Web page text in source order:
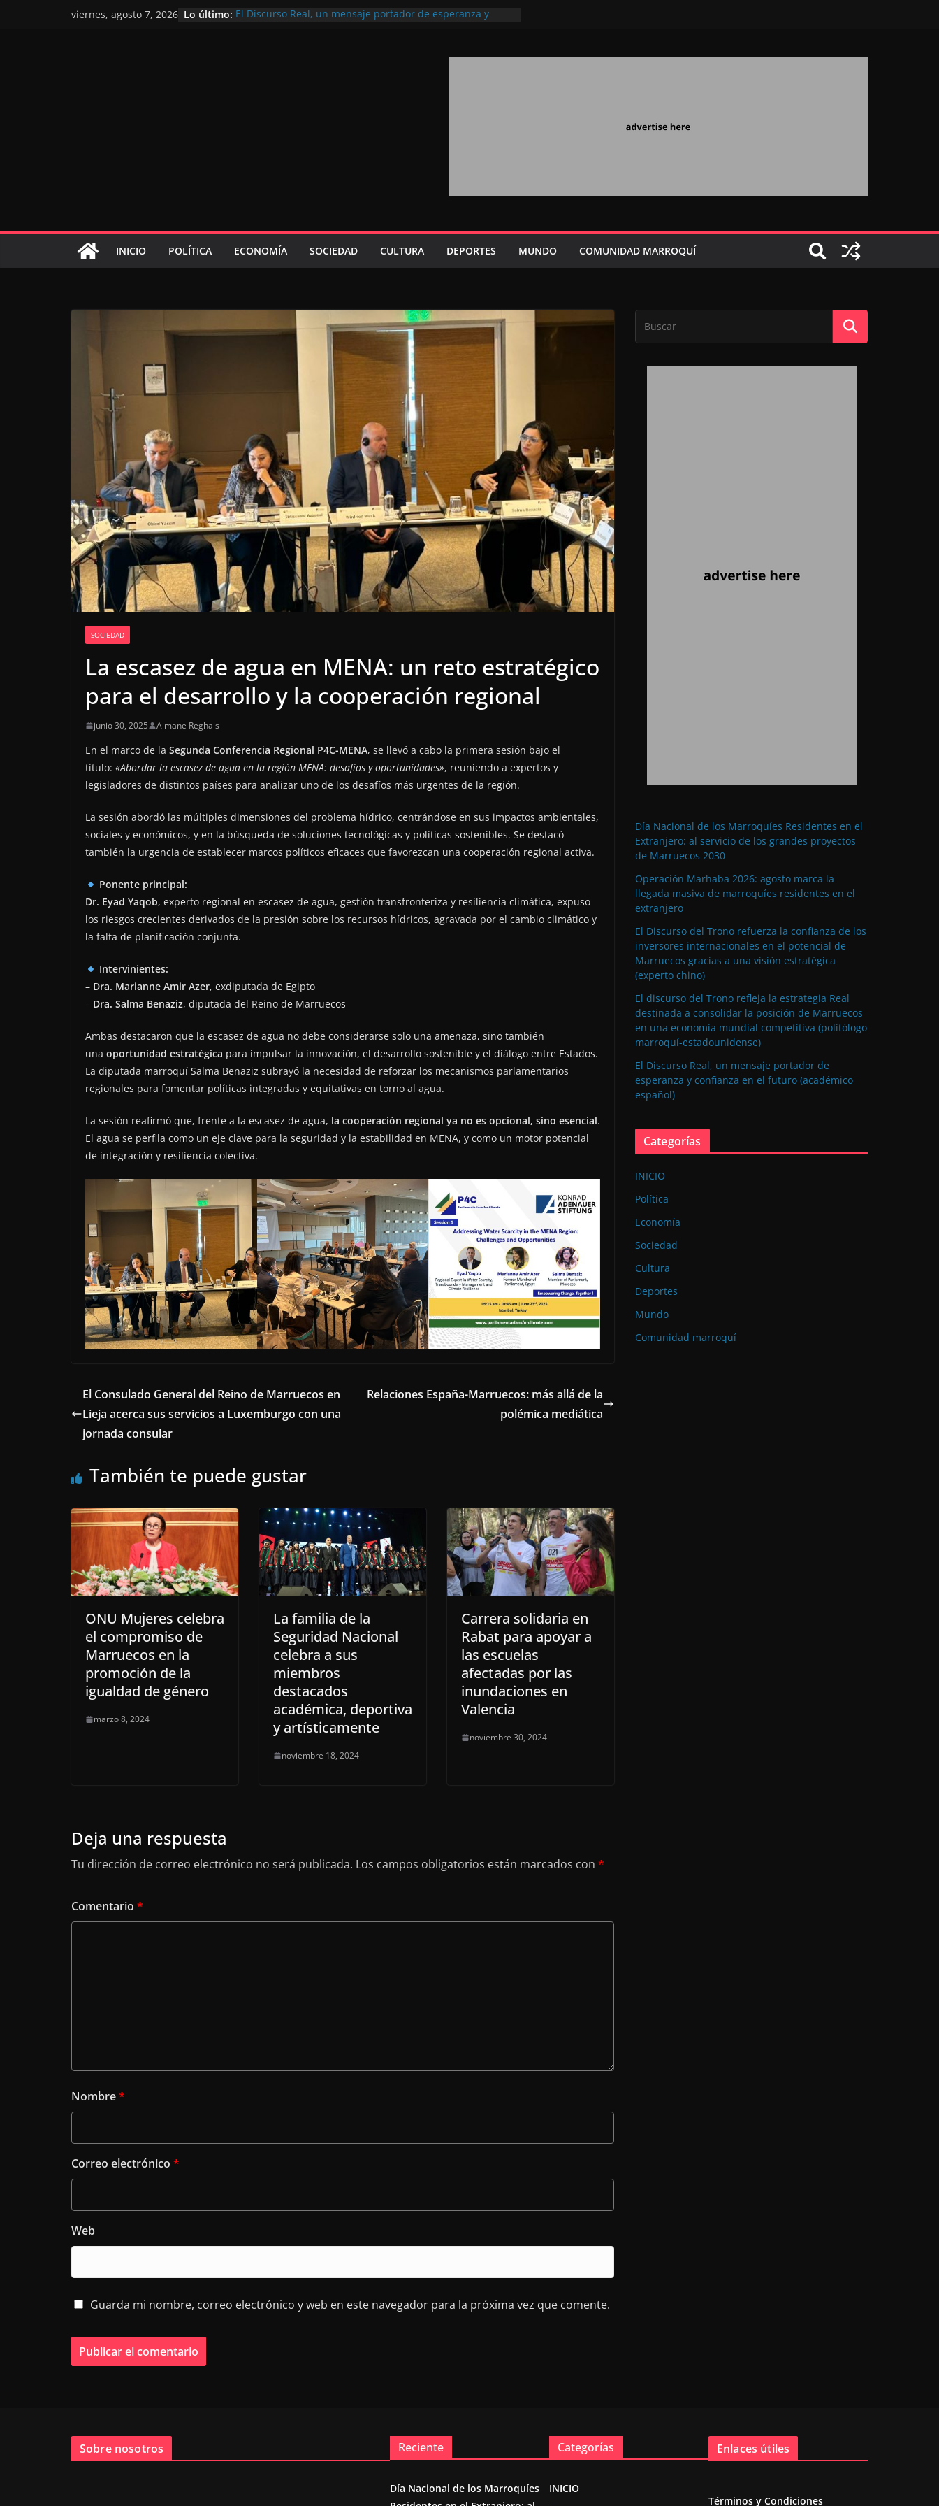
viernes, agosto 7, 2026 Lo último: El Discurso Real, un mensaje portador de esperanza y
Extranjero: al servicio de los grandes proyectos de
INICIO POLÍTICA ECONOMÍA SOCIEDAD CULTURA DEPORTES MUNDO COMUNIDAD MARROQUÍ
SOCIEDAD
La escasez de agua en MENA: un reto estratégico
para el desarrollo y la cooperación regional
junio 30, 2025 Aimane Reghais
En el marco de la Segunda Conferencia Regional P4C-MENA, se llevó a cabo la primera sesión bajo el
título: «Abordar la escasez de agua en la región MENA: desafíos y oportunidades», reuniendo a expertos y
legisladores de distintos países para analizar uno de los desafíos más urgentes de la región.
La sesión abordó las múltiples dimensiones del problema hídrico, centrándose en sus impactos ambientales,
sociales y económicos, y en la búsqueda de soluciones tecnológicas y políticas sostenibles. Se destacó
también la urgencia de establecer marcos políticos eficaces que favorezcan una cooperación regional activa.
Ponente principal:
Dr. Eyad Yaqob, experto regional en escasez de agua, gestión transfronteriza y resiliencia climática, expuso
los riesgos crecientes derivados de la presión sobre los recursos hídricos, agravada por el cambio climático y
la falta de planificación conjunta.
Intervinientes:
– Dra. Marianne Amir Azer, exdiputada de Egipto
– Dra. Salma Benaziz, diputada del Reino de Marruecos
Ambas destacaron que la escasez de agua no debe considerarse solo una amenaza, sino también
una oportunidad estratégica para impulsar la innovación, el desarrollo sostenible y el diálogo entre Estados.
La diputada marroquí Salma Benaziz subrayó la necesidad de reforzar los mecanismos parlamentarios
regionales para fomentar políticas integradas y equitativas en torno al agua.
La sesión reafirmó que, frente a la escasez de agua, la cooperación regional ya no es opcional, sino esencial.
El agua se perfila como un eje clave para la seguridad y la estabilidad en MENA, y como un motor potencial
de integración y resiliencia colectiva.
El Consulado General del Reino de Marruecos en
Lieja acerca sus servicios a Luxemburgo con una
jornada consular
Relaciones España-Marruecos: más allá de la
polémica mediática
También te puede gustar
ONU Mujeres celebra
el compromiso de
Marruecos en la
promoción de la
igualdad de género
marzo 8, 2024
La familia de la
Seguridad Nacional
celebra a sus
miembros
destacados
académica, deportiva
y artísticamente
noviembre 18, 2024
Carrera solidaria en
Rabat para apoyar a
las escuelas
afectadas por las
inundaciones en
Valencia
noviembre 30, 2024
Deja una respuesta
Tu dirección de correo electrónico no será publicada. Los campos obligatorios están marcados con *
Comentario *
Nombre*
Correo electrónico *
Web
Guarda mi nombre, correo electrónico y web en este navegador para la próxima vez que comente.
Día Nacional de los Marroquíes Residentes en el
Extranjero: al servicio de los grandes proyectos
de Marruecos 2030
Operación Marhaba 2026: agosto marca la
llegada masiva de marroquíes residentes en el
extranjero
El Discurso del Trono refuerza la confianza de los
inversores internacionales en el potencial de
Marruecos gracias a una visión estratégica
(experto chino)
El discurso del Trono refleja la estrategia Real
destinada a consolidar la posición de Marruecos
en una economía mundial competitiva (politólogo
marroquí-estadounidense)
El Discurso Real, un mensaje portador de
esperanza y confianza en el futuro (académico
español)
Categorías
INICIO
Política
Economía
Sociedad
Cultura
Deportes
Mundo
Comunidad marroquí
Sobre nosotros Reciente
Día Nacional de los Marroquíes
Categorías
INICIO
Enlaces útiles
Términos y Condiciones